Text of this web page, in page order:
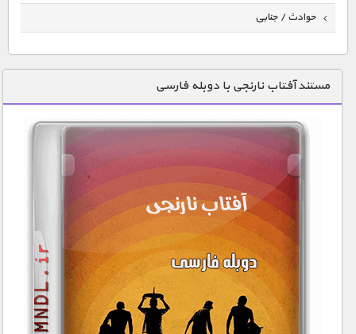
حوادث / جنایی
دنیای خوراکی ها
زمین شناسی / محیط زیست
سازه/ معماری/ مهندسی
سرگرمی
شناخت کودکان
طبیعت
علم و فناوری
فرهنگ / هنر
کیهان / نجوم
مستند آفتاب نارنجی با دوبله فارسی